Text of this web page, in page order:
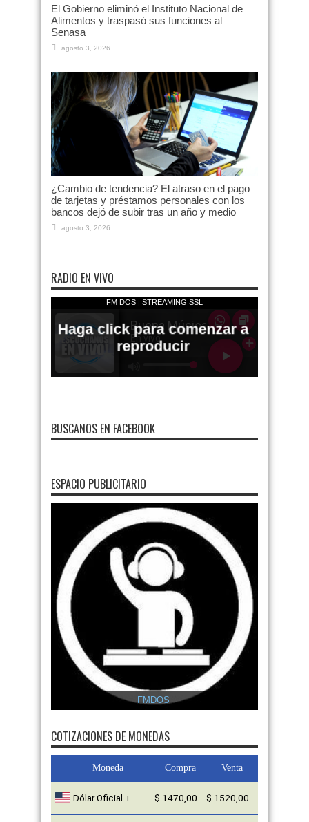
El Gobierno eliminó el Instituto Nacional de
Alimentos y traspasó sus funciones al
Senasa
agosto 3, 2026
¿Cambio de tendencia? El atraso en el pago
de tarjetas y préstamos personales con los
bancos dejó de subir tras un año y medio
agosto 3, 2026
RADIO EN VIVO
BUSCANOS EN FACEBOOK
ESPACIO PUBLICITARIO
FMDOS
COTIZACIONES DE MONEDAS
Moneda Compra Venta
Dólar Oficial + $ 1470,00 $ 1520,00